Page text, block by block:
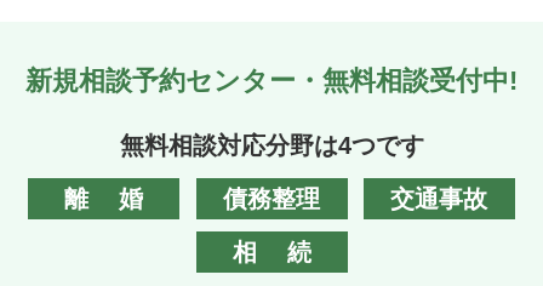
新規相談予約センター・無料相談受付中!
無料相談対応分野は4つです
離婚
債務整理
交通事故
相続